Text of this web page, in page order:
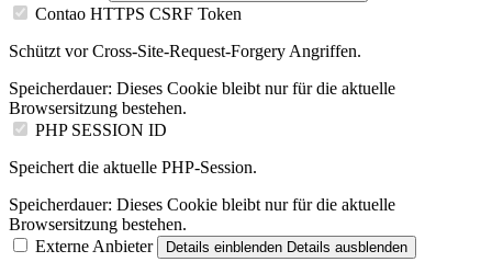
Contao HTTPS CSRF Token
Schützt vor Cross-Site-Request-Forgery Angriffen.
Speicherdauer: Dieses Cookie bleibt nur für die aktuelle
Browsersitzung bestehen.
PHP SESSION ID
Speichert die aktuelle PHP-Session.
Speicherdauer: Dieses Cookie bleibt nur für die aktuelle
Browsersitzung bestehen.
Externe Anbieter
Details einblenden Details ausblenden